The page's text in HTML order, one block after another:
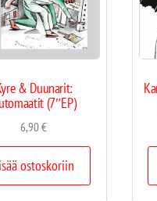
& Duunarit:
(7″EP)
6,90€
ostoskoriin